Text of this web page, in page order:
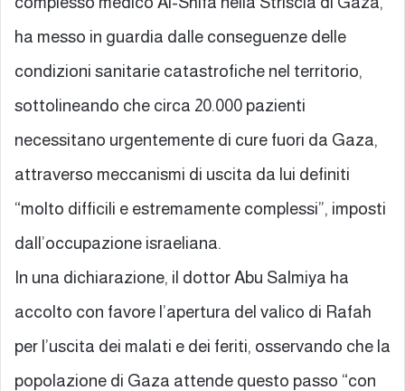
ha messo in guardia dalle conseguenze delle
condizioni sanitarie catastrofiche nel territorio,
sottolineando che circa 20.000 pazienti
necessitano urgentemente di cure fuori da Gaza,
attraverso meccanismi di uscita da lui definiti
“molto difficili e estremamente complessi”, imposti
dall’occupazione israeliana.
In una dichiarazione, il dottor Abu Salmiya ha
accolto con favore l’apertura del valico di Rafah
per l’uscita dei malati e dei feriti, osservando che la
popolazione di Gaza attende questo passo “con